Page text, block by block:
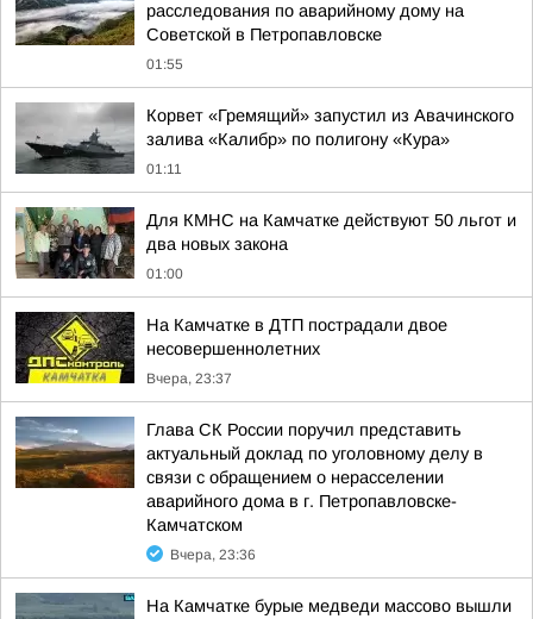
расследования по аварийному дому на
Советской в Петропавловске
01:55
Корвет «Гремящий» запустил из Авачинского
залива «Калибр» по полигону «Кура»
01:11
Для КМНС на Камчатке действуют 50 льгот и
два новых закона
01:00
На Камчатке в ДТП пострадали двое
несовершеннолетних
Вчера, 23:37
Глава СК России поручил представить
актуальный доклад по уголовному делу в
связи с обращением о нерасселении
аварийного дома в г. Петропавловске-
Камчатском
Вчера, 23:36
На Камчатке бурые медведи массово вышли